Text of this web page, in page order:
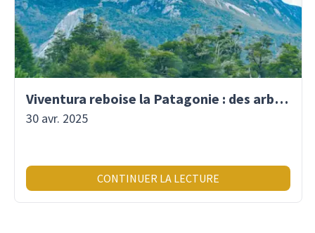
Viventura reboise la Patagonie : des arbres plantés pour demain !
30 avr. 2025
CONTINUER LA LECTURE